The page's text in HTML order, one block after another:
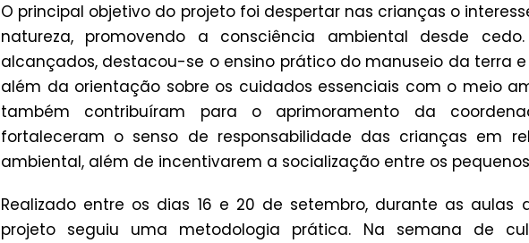
O principal objetivo do projeto foi despertar nas crianças o
natureza, promovendo a consciência ambiental desde
alcançados, destacou-se o ensino prático do manuseio da terra
além da orientação sobre os cuidados essenciais com o meio
também contribuíram para o aprimoramento da
fortaleceram o senso de responsabilidade das crianças em
ambiental, além de incentivarem a socialização entre os
Realizado entre os dias 16 e 20 de setembro, durante as aulas
projeto seguiu uma metodologia prática. Na semana de